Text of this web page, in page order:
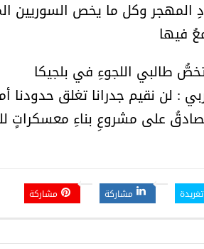
المهجر وكل ما يخص السوريين
فيها
طالبي اللجوءِ في بلجيكا
: لن نقيم جدرانا تغلق حدودنا
تُصادقُ على مشروعِ بناءِ معسكراتٍ
تغريدة مشاركة مشاركة